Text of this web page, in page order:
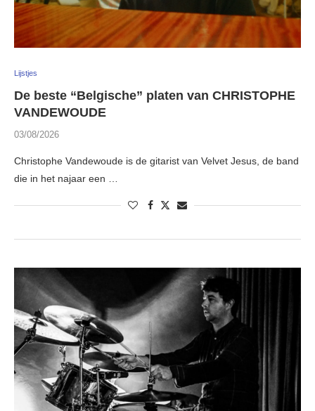
Lijstjes
De beste “Belgische” platen van CHRISTOPHE
VANDEWOUDE
03/08/2026
Christophe Vandewoude is de gitarist van Velvet Jesus, de band
die in het najaar een …